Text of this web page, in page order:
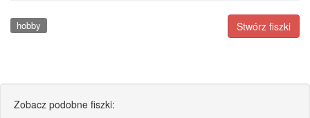
Stwórz fiszki
hobby
Zobacz podobne fiszki: